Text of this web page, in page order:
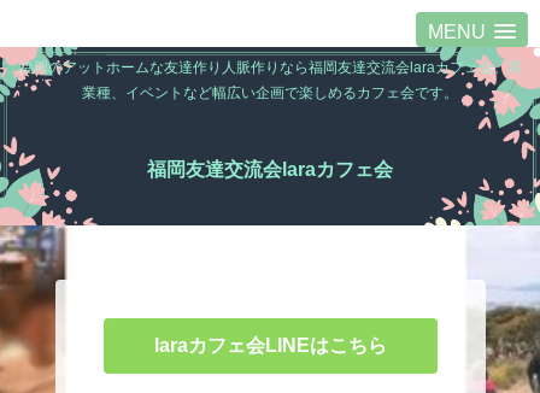
MENU
福岡のアットホームな友達作り人脈作りなら福岡友達交流会laraカフェ会。異
業種、イベントなど幅広い企画で楽しめるカフェ会です。
福岡友達交流会laraカフェ会
laraカフェ会LINEはこちら